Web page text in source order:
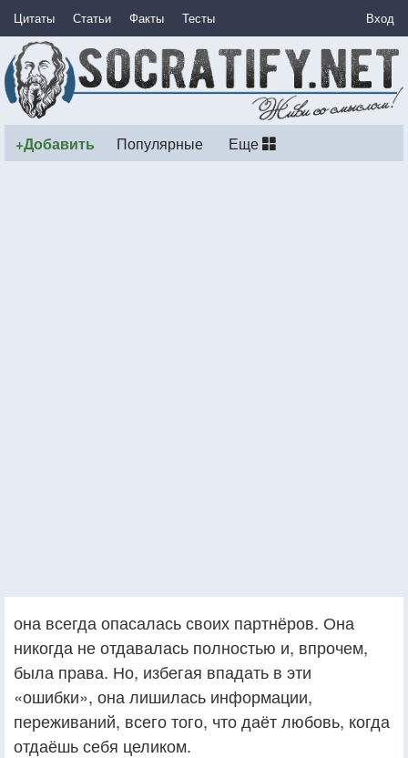
Цитаты Статьи Факты Тесты Вход
+Добавить Популярные Еще
она всегда опасалась своих партнёров. Она
никогда не отдавалась полностью и, впрочем,
была права. Но, избегая впадать в эти
«ошибки», она лишилась информации,
переживаний, всего того, что даёт любовь, когда
отдаёшь себя целиком.